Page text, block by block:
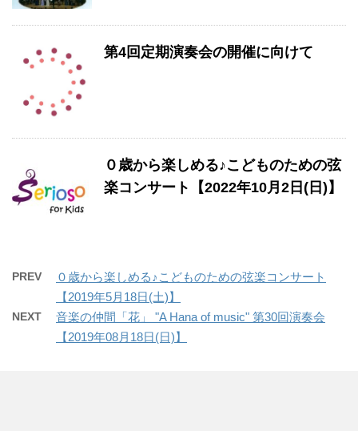
第4回定期演奏会の開催に向けて
０歳から楽しめる♪こどものための弦
楽コンサート【2022年10月2日(日)】
PREV
０歳から楽しめる♪こどものための弦楽コンサート
【2019年5月18日(土)】
NEXT
音楽の仲間「花」 "A Hana of music" 第30回演奏会
【2019年08月18日(日)】